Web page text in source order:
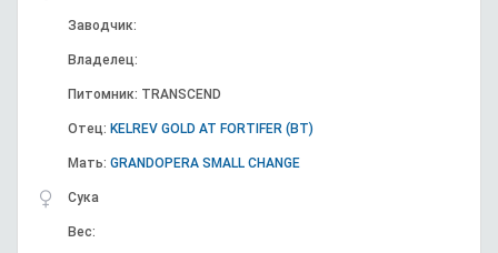
Заводчик:
Владелец:
Питомник: TRANSCEND
Отец: KELREV GOLD AT FORTIFER (BT)
Мать: GRANDOPERA SMALL CHANGE
Сука
Вес: